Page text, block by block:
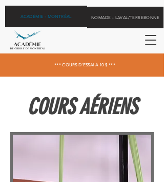
ACADÉMIE - MONTRÉAL NOMADE - LAVAL/TERREBONNE
*** COURS D'ESSAI À 10 $ ***
COURS AÉRIENS